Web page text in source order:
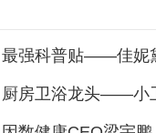
最强科普贴——佳妮
厨房卫浴龙头——小